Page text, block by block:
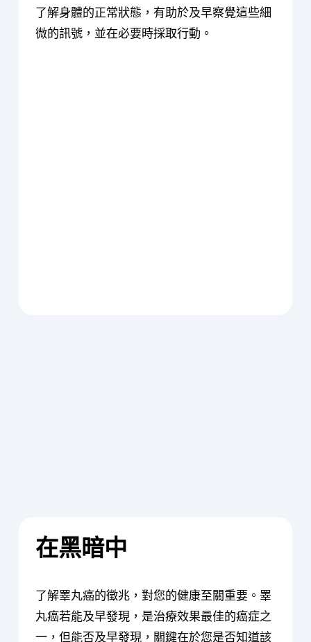
了解身體的正常狀態，有助於及早察覺這些細
微的訊號，並在必要時採取行動。
在黑暗中
了解睪丸癌的徵兆，對您的健康至關重要。睪
丸癌若能及早發現，是治療效果最佳的癌症之
一，但能否及早發現，關鍵在於您是否知道該